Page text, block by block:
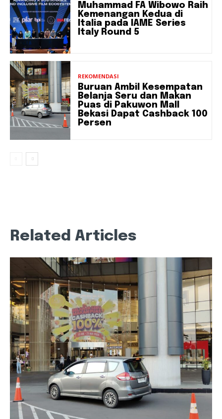
Muhammad FA Wibowo Raih
Kemenangan Kedua di
Italia pada IAME Series
Italy Round 5
REKOMENDASI
Buruan Ambil Kesempatan
Belanja Seru dan Makan
Puas di Pakuwon Mall
Bekasi Dapat Cashback 100
Persen
Related Articles